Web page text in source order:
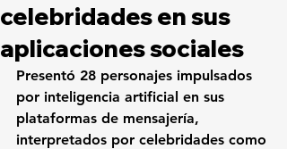
celebridades en sus
aplicaciones sociales
Presentó 28 personajes impulsados
por inteligencia artificial en sus
plataformas de mensajería,
interpretados por celebridades como